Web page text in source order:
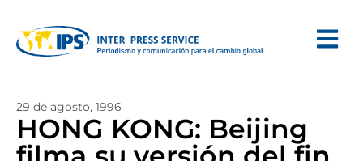
29 de agosto, 1996
HONG KONG: Beijing